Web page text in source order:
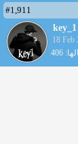
#1,911
18 Feb
406